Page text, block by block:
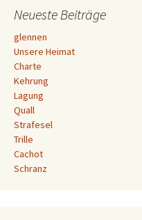
Neueste Beiträge
glennen
Unsere Heimat
Charte
Kehrung
Lagung
Quall
Strafesel
Trille
Cachot
Schranz